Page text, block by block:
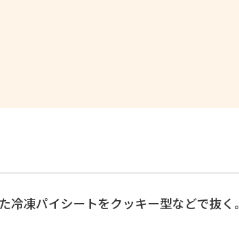
冷凍パイシートをクッキー型などで抜く。